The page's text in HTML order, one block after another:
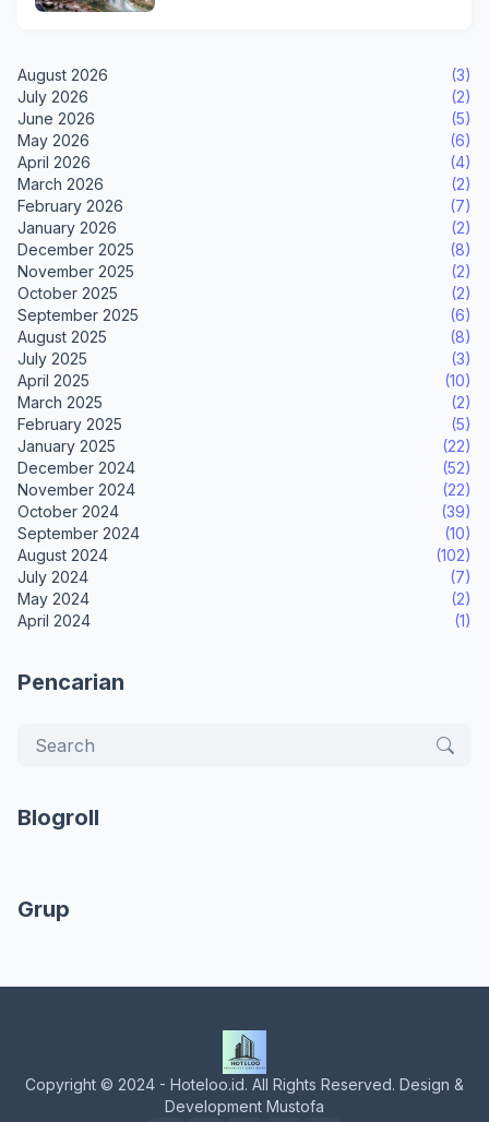
August 2026
(3)
July 2026
(2)
June 2026
(5)
May 2026
(6)
April 2026
(4)
March 2026
(2)
February 2026
(7)
January 2026
(2)
December 2025
(8)
November 2025
(2)
October 2025
(2)
September 2025
(6)
August 2025
(8)
July 2025
(3)
April 2025
(10)
March 2025
(2)
February 2025
(5)
January 2025
(22)
December 2024
(52)
November 2024
(22)
October 2024
(39)
September 2024
(10)
August 2024
(102)
July 2024
(7)
May 2024
(2)
April 2024
(1)
Pencarian
Blogroll
Grup
Copyright © 2024 - Hoteloo.id. All Rights Reserved. Design &
Development Mustofa